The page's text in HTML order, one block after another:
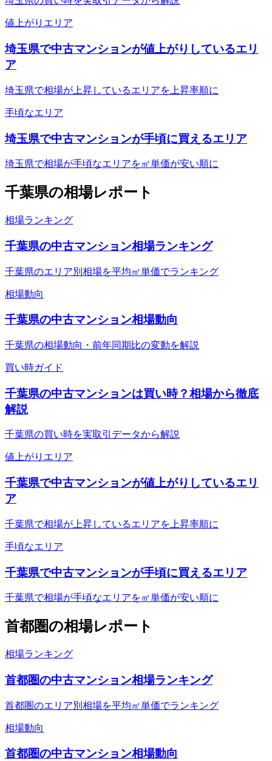
値上がりエリア
埼玉県で中古マンションが値上がりしているエリ
ア
埼玉県で相場が上昇しているエリアを上昇率順に
手頃なエリア
埼玉県で中古マンションが手頃に買えるエリア
埼玉県で相場が手頃なエリアを㎡単価が安い順に
千葉県の相場レポート
相場ランキング
千葉県の中古マンション相場ランキング
千葉県のエリア別相場を平均㎡単価でランキング
相場動向
千葉県の中古マンション相場動向
千葉県の相場動向・前年同期比の変動を解説
買い時ガイド
千葉県の中古マンションは買い時？相場から徹底
解説
千葉県の買い時を実取引データから解説
値上がりエリア
千葉県で中古マンションが値上がりしているエリ
ア
千葉県で相場が上昇しているエリアを上昇率順に
手頃なエリア
千葉県で中古マンションが手頃に買えるエリア
千葉県で相場が手頃なエリアを㎡単価が安い順に
首都圏の相場レポート
相場ランキング
首都圏の中古マンション相場ランキング
首都圏のエリア別相場を平均㎡単価でランキング
相場動向
首都圏の中古マンション相場動向